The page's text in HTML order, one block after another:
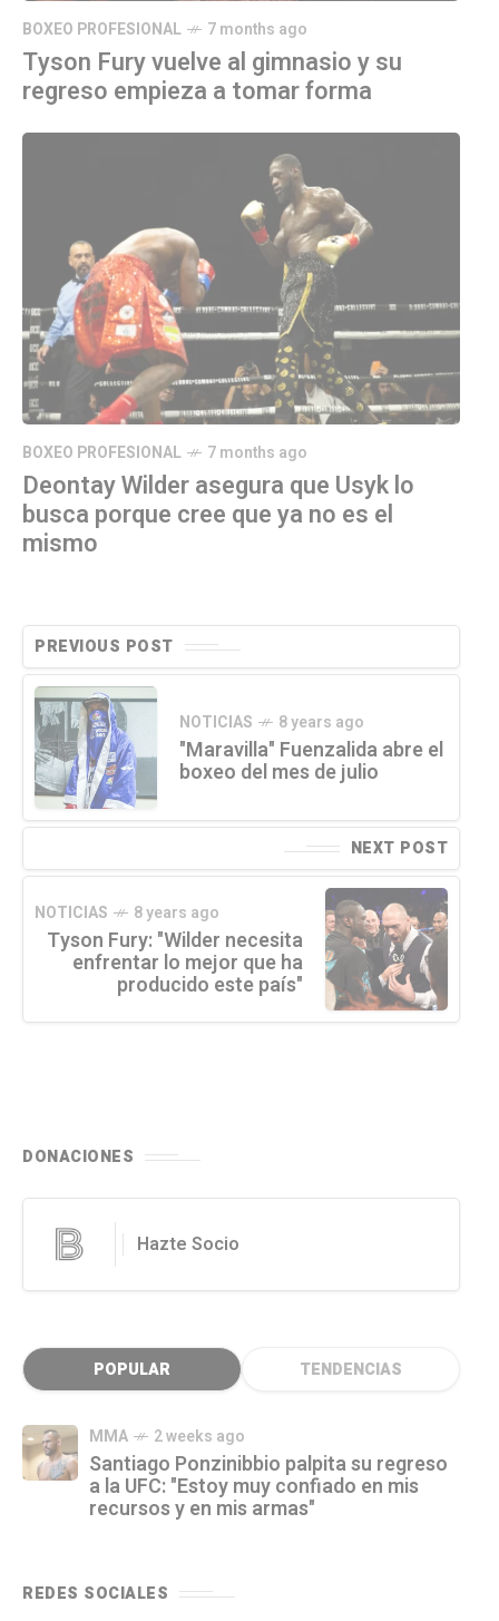
BOXEO PROFESIONAL 7 months ago
Tyson Fury vuelve al gimnasio y su
regreso empieza a tomar forma
BOXEO PROFESIONAL 7 months ago
Deontay Wilder asegura que Usyk lo
busca porque cree que ya no es el
mismo
PREVIOUS POST
NOTICIAS 8 years ago
"Maravilla" Fuenzalida abre el
boxeo del mes de julio
NEXT POST
NOTICIAS 8 years ago
Tyson Fury: "Wilder necesita
enfrentar lo mejor que ha
producido este país"
DONACIONES
Hazte Socio
POPULAR TENDENCIAS
MMA 2 weeks ago
Santiago Ponzinibbio palpita su regreso
a la UFC: "Estoy muy confiado en mis
recursos y en mis armas"
REDES SOCIALES